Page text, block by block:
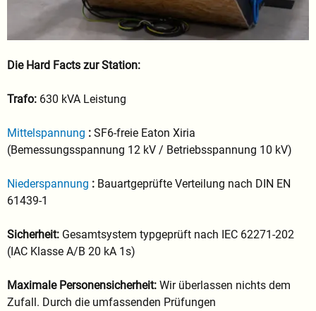
Die Hard Facts zur Station:
Trafo: 630 kVA Leistung
Mittelspannung : SF6-freie Eaton Xiria
(Bemessungsspannung 12 kV / Betriebsspannung 10 kV)
Niederspannung : Bauartgeprüfte Verteilung nach DIN EN
61439-1
Sicherheit: Gesamtsystem typgeprüft nach IEC 62271-202
(IAC Klasse A/B 20 kA 1s)
Maximale Personensicherheit: Wir überlassen nichts dem
Zufall. Durch die umfassenden Prüfungen